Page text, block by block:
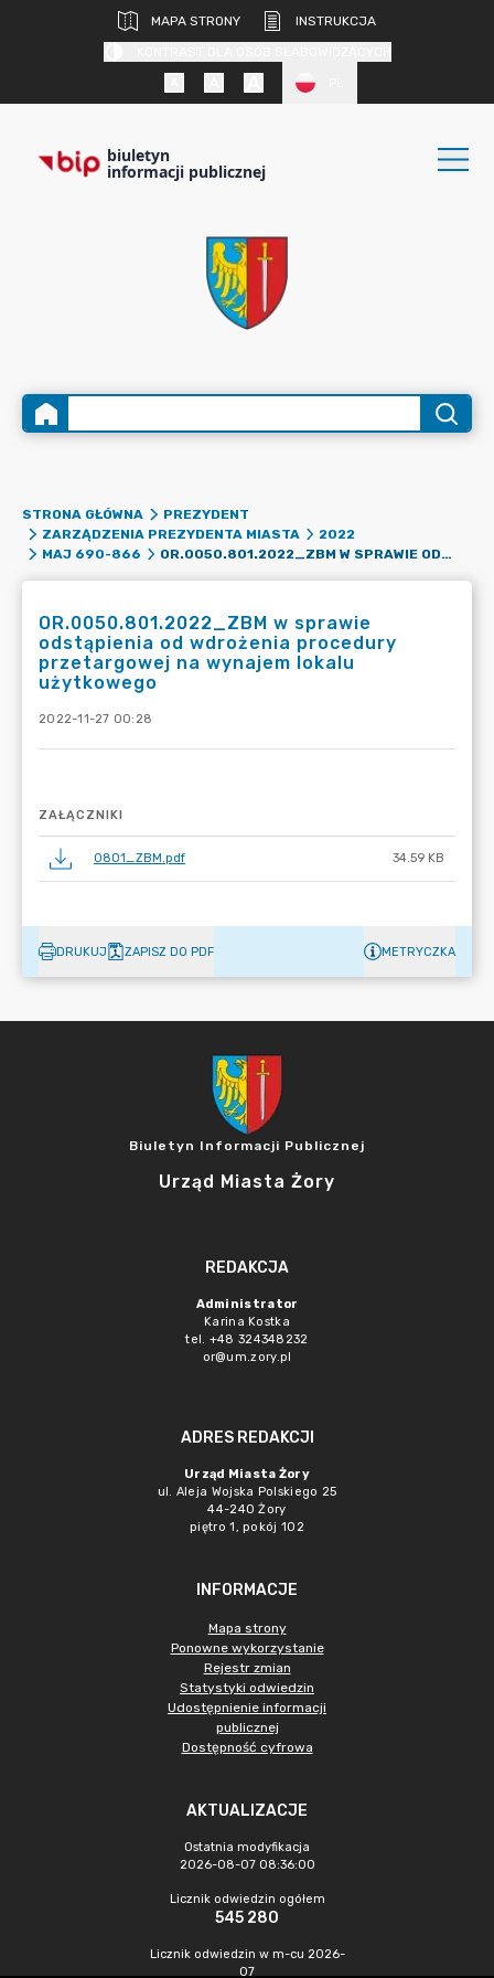
MAPA STRONY
INSTRUKCJA
biuletyn
informacji publicznej
STRONA GŁÓWNA
PREZYDENT
ZARZĄDZENIA PREZYDENTA MIASTA
2022
MAJ 690-866
OR.0050.801.2022_ZBM W SPRAWIE ODSTĄPIENIA OD WDROŻENIA PROCEDURY PRZETARGOWEJ NA WYNAJEM LOKALU UŻYTKOWEGO
OR.0050.801.2022_ZBM w sprawie
odstąpienia od wdrożenia procedury
przetargowej na wynajem lokalu
użytkowego
2022-11-27 00:28
ZAŁĄCZNIKI
0801_ZBM.pdf 34.59 KB
DRUKUJ ZAPISZ DO PDF METRYCZKA
Biuletyn Informacji Publicznej
Urząd Miasta Żory
REDAKCJA
Administrator
Karina Kostka
tel. +48 324348232
or@um.zory.pl
ADRES REDAKCJI
Urząd Miasta Żory
ul. Aleja Wojska Polskiego 25
44-240 Żory
piętro 1, pokój 102
INFORMACJE
Mapa strony
Ponowne wykorzystanie
Rejestr zmian
Statystyki odwiedzin
Udostępnienie informacji
publicznej
Dostępność cyfrowa
AKTUALIZACJE
Ostatnia modyfikacja
2026-08-07 08:36:00
Licznik odwiedzin ogółem
545 280
Licznik odwiedzin w m-cu 2026-
07